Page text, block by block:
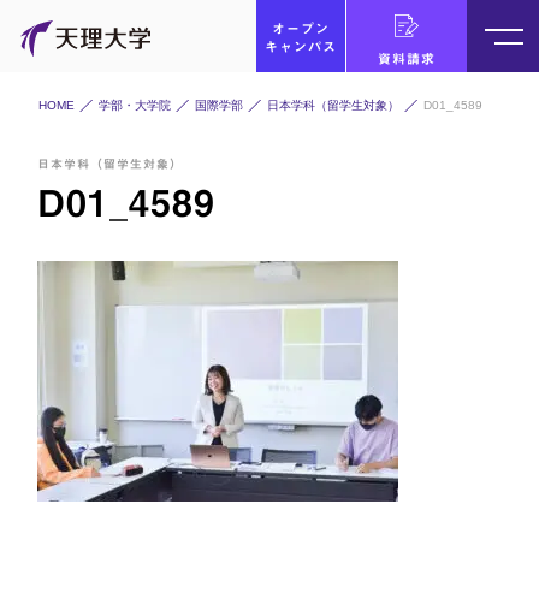
オープン
キャンパス
資料請求
HOME 学部・大学院 国際学部 日本学科（留学生対象） D01_4589
日本学科（留学生対象）
D01_4589